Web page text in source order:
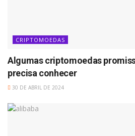
CRIPTOMOEDAS
Algumas criptomoedas
precisa conhecer
30 DE ABRIL DE 2024